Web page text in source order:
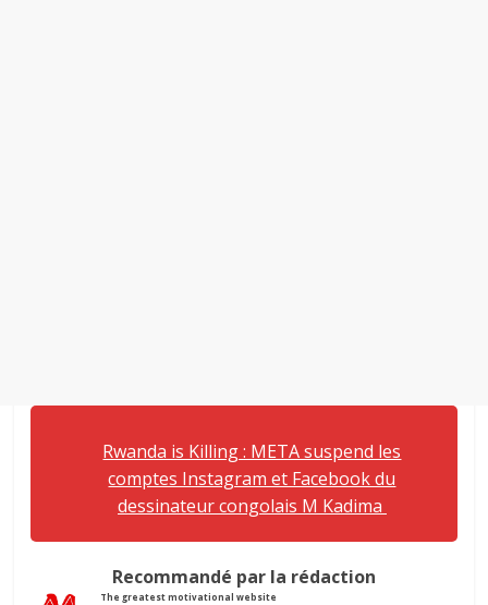
Rwanda is Killing : META suspend les
comptes Instagram et Facebook du
dessinateur congolais M Kadima
Recommandé par la rédaction
The greatest motivational website